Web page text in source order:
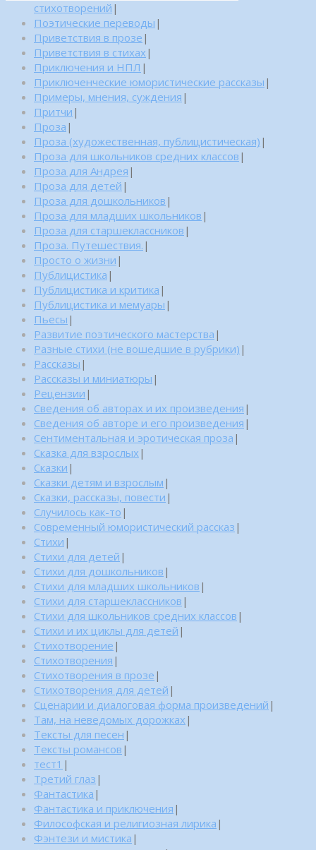
стихотворений |
Поэтические переводы |
Приветствия в прозе |
Приветствия в стихах |
Приключения и НПЛ |
Приключенческие юмористические рассказы |
Примеры, мнения, суждения |
Притчи |
Проза |
Проза (художественная, публицистическая) |
Проза для школьников средних классов |
Проза для Андрея |
Проза для детей |
Проза для дошкольников |
Проза для младших школьников |
Проза для старшеклассников |
Проза. Путешествия. |
Просто о жизни |
Публицистика |
Публицистика и критика |
Публицистика и мемуары |
Пьесы |
Развитие поэтического мастерства |
Разные стихи (не вошедшие в рубрики) |
Рассказы |
Рассказы и миниатюры |
Рецензии |
Сведения об авторах и их произведения |
Сведения об авторе и его произведения |
Сентиментальная и эротическая проза |
Сказка для взрослых |
Сказки |
Сказки детям и взрослым |
Сказки, рассказы, повести |
Случилось как-то |
Современный юмористический рассказ |
Стихи |
Стихи для детей |
Стихи для дошкольников |
Стихи для младших школьников |
Стихи для старшеклассников |
Стихи для школьников средних классов |
Стихи и их циклы для детей |
Стихотворение |
Стихотворения |
Стихотворения в прозе |
Стихотворения для детей |
Сценарии и диалоговая форма произведений |
Там, на неведомых дорожках |
Тексты для песен |
Тексты романсов |
тест1 |
Третий глаз |
Фантастика |
Фантастика и приключения |
Философская и религиозная лирика |
Фэнтези и мистика |